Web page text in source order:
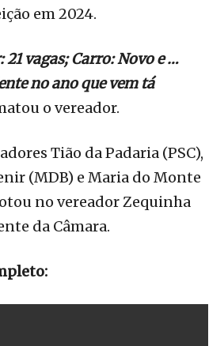
em 2024.
vagas; Carro: Novo e …
no ano que vem tá
o vereador.
Tião da Padaria (PSC),
(MDB) e Maria do Monte
no vereador Zequinha
da Câmara.